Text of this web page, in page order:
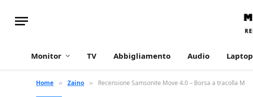
Monitor TV Abbigliamento Audio Laptop
Home » Zaino » Recensione Samsonite Move 4.0 – Borsa a tracolla M